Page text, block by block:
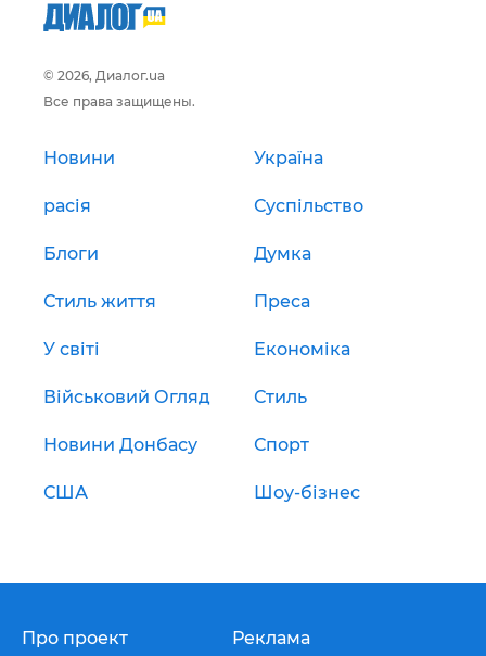
© 2026, Диалог.ua
Все права защищены.
Новини Україна
расія Суспільство
Блоги Думка
Стиль життя Преса
У світі Економіка
Військовий Огляд Стиль
Новини Донбасу Спорт
США Шоу-бізнес
Про проект Реклама